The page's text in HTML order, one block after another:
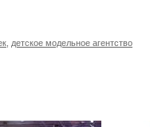
детское модельное агентство